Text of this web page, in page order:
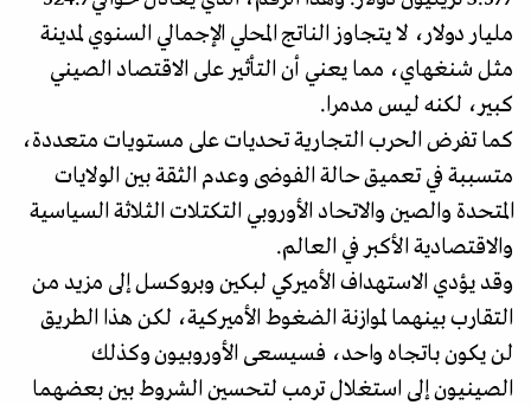
مليار دولار، لا يتجاوز الناتج المحلي الإجمالي السنوي لمدينة
مثل شنغهاي، مما يعني أن التأثير على الاقتصاد الصيني
كبير، لكنه ليس مدمرا.
كما تفرض الحرب التجارية تحديات على مستويات متعددة،
متسببة في تعميق حالة الفوضى وعدم الثقة بين الولايات
المتحدة والصين والاتحاد الأوروبي التكتلات الثلاثة السياسية
والاقتصادية الأكبر في العالم.
وقد يؤدي الاستهداف الأميركي لبكين وبروكسل إلى مزيد من
التقارب بينهما لموازنة الضغوط الأميركية، لكن هذا الطريق
لن يكون باتجاه واحد، فسيسعى الأوروبيون وكذلك
الصينيون إلى استغلال ترمب لتحسين الشروط بين بعضهما